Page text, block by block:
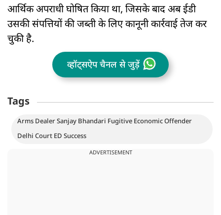
आर्थिक अपराधी घोषित किया था, जिसके बाद अब ईडी
उसकी संपत्तियों की जब्ती के लिए कानूनी कार्रवाई तेज कर
चुकी है.
व्हॉट्सऐप चैनल से जुड़ें
Tags
Arms Dealer Sanjay Bhandari Fugitive Economic Offender
Delhi Court ED Success
ADVERTISEMENT